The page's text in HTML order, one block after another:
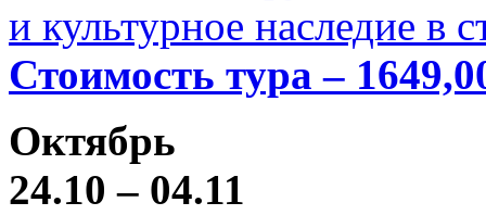
и культурное наследие в
Стоимость тура –
Октябрь
24.10 – 04.11